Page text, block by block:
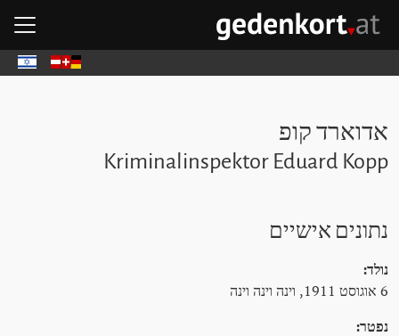
GEDENKORT - דף הבית
Deutsch
אדוארד קופ
Kriminalinspektor Eduard Kopp
נתונים אישיים
נולד:
6 אוגוסט 1911, וינה וינה וינה
נפטר: